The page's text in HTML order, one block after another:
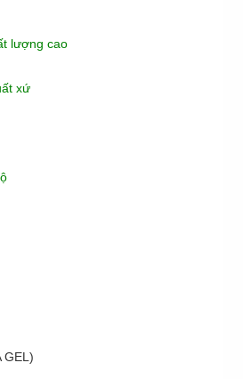
lượng cao
xứ
GEL)